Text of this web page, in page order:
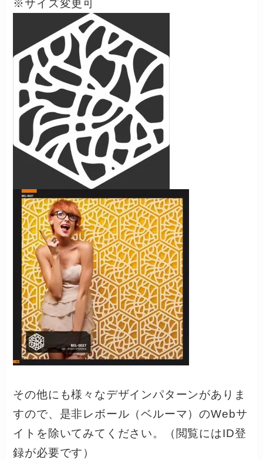
※サイズ変更可
その他にも様々なデザインパターンがありま
すので、是非レボール（ベルーマ）のWebサ
イトを除いてみてください。（閲覧にはID登
録が必要です）